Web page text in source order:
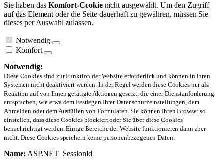
Sie haben das Komfort-Cookie nicht ausgewählt. Um den Zugriff
auf das Element oder die Seite dauerhaft zu gewähren, müssen Sie
dieses per Auswahl zulassen.
Notwendig
Komfort
Notwendig:
Diese Cookies sind zur Funktion der Website erforderlich und können in Ihren
Systemen nicht deaktiviert werden. In der Regel werden diese Cookies nur als
Reaktion auf von Ihnen getätigte Aktionen gesetzt, die einer Dienstanforderung
entsprechen, wie etwa dem Festlegen Ihrer Datenschutzeinstellungen, dem
Anmelden oder dem Ausfüllen von Formularen. Sie können Ihren Browser so
einstellen, dass diese Cookies blockiert oder Sie über diese Cookies
benachrichtigt werden. Einige Bereiche der Website funktionieren dann aber
nicht. Diese Cookies speichern keine personenbezogenen Daten.
Name: ASP.NET_SessionId